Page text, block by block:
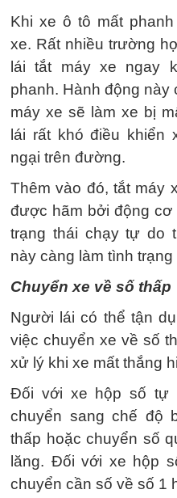
Khi xe ô tô mất
xe. Rất nhiều trường
lái tắt máy xe ngay
phanh. Hành động
máy xe sẽ làm xe bị
lái rất khó điều khiển
ngại trên đường.
Thêm vào đó, tắt máy
được hãm bởi động cơ
trạng thái chạy tự do
này càng làm tình trạng
Chuyển xe về số thấp
Người lái có thể tận
việc chuyển xe về số
xử lý khi xe mất thắng
Đối với xe hộp số tự
chuyển sang chế độ
thấp hoặc chuyển số
lăng. Đối với xe hộp
chuyển cần số về số 1